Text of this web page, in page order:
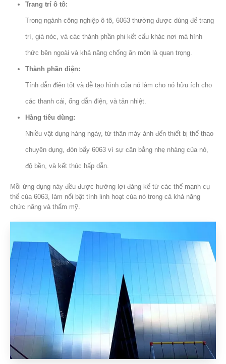
Trang trí ô tô:
Trong ngành công nghiệp ô tô, 6063 thường được dùng để trang
trí, giá nóc, và các thành phần phi kết cấu khác nơi mà hình
thức bên ngoài và khả năng chống ăn mòn là quan trọng.
Thành phần điện:
Tính dẫn điện tốt và dễ tạo hình của nó làm cho nó hữu ích cho
các thanh cái, ống dẫn điện, và tản nhiệt.
Hàng tiêu dùng:
Nhiều vật dụng hàng ngày, từ thân máy ảnh đến thiết bị thể thao
chuyên dụng, đòn bẩy 6063 vì sự cân bằng nhẹ nhàng của nó,
độ bền, và kết thúc hấp dẫn.
Mỗi ứng dụng này đều được hưởng lợi đáng kể từ các thế mạnh cụ
thể của 6063, làm nổi bật tính linh hoạt của nó trong cả khả năng
chức năng và thẩm mỹ.